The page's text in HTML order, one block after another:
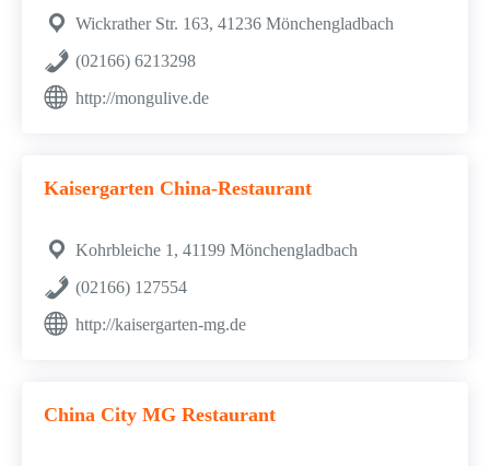
Wickrather Str. 163, 41236 Mönchengladbach
(02166) 6213298
http://mongulive.de
Kaisergarten China-Restaurant
Kohrbleiche 1, 41199 Mönchengladbach
(02166) 127554
http://kaisergarten-mg.de
China City MG Restaurant